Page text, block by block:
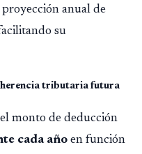
anual de
su
tributaria futura
monto de deducción
cada año en función